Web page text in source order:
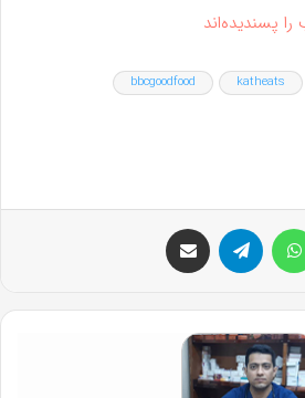
katheats
bbcgoodfood